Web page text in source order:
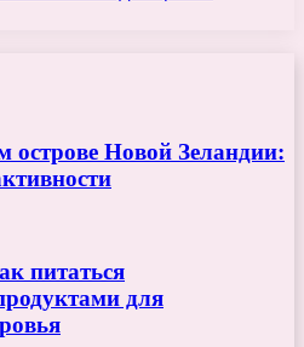
Новой Зеландии:
питаться
для